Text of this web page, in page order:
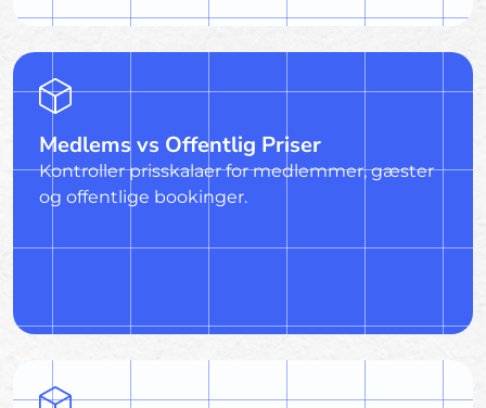
Medlems vs Offentlig Priser
Kontroller prisskalaer for medlemmer, gæster
og offentlige bookinger.